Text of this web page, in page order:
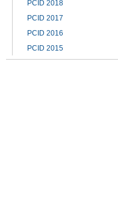
PCID 2018
PCID 2017
PCID 2016
PCID 2015